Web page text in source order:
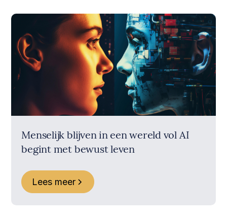
Menselijk blijven in een wereld vol AI
begint met bewust leven
Lees meer